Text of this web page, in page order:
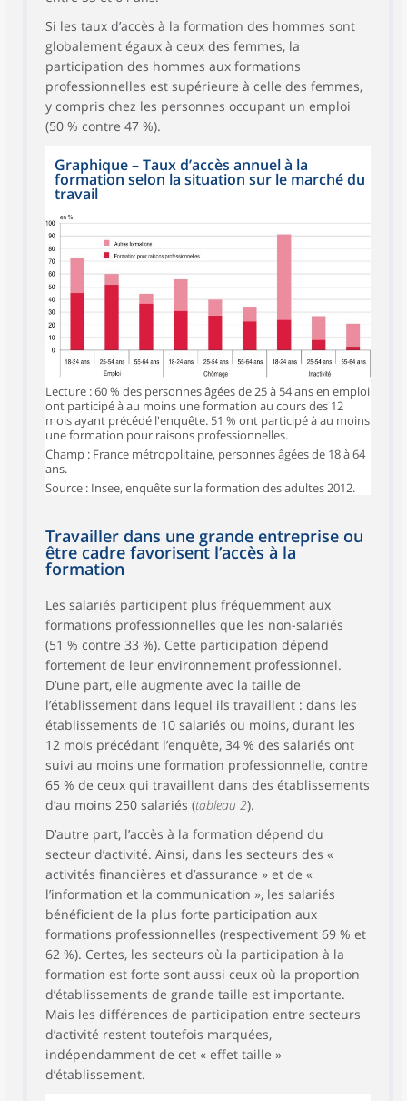
Si les taux d’accès à la formation des hommes sont
globalement égaux à ceux des femmes, la
participation des hommes aux formations
professionnelles est supérieure à celle des femmes,
y compris chez les personnes occupant un emploi
(50 % contre 47 %).
Graphique–Taux d’accès annuel à la
formation selon la situation sur le marché du
travail
Lecture : 60 % des personnes âgées de 25 à 54 ans en emploi
ont participé à au moins une formation au cours des 12
mois ayant précédé l'enquête. 51 % ont participé à au moins
une formation pour raisons professionnelles.
Champ : France métropolitaine, personnes âgées de 18 à 64
ans.
Source : Insee, enquête sur la formation des adultes 2012.
Travailler dans une grande entreprise ou
être cadre favorisent l’accès à la
formation
Les salariés participent plus fréquemment aux
formations professionnelles que les non-salariés
(51 % contre 33 %). Cette participation dépend
fortement de leur environnement professionnel.
D’une part, elle augmente avec la taille de
l’établissement dans lequel ils travaillent : dans les
établissements de 10 salariés ou moins, durant les
12 mois précédant l’enquête, 34 % des salariés ont
suivi au moins une formation professionnelle, contre
65 % de ceux qui travaillent dans des établissements
d’au moins 250 salariés (tableau 2).
D’autre part, l’accès à la formation dépend du
secteur d’activité. Ainsi, dans les secteurs des «
activités financières et d’assurance » et de «
l’information et la communication », les salariés
bénéficient de la plus forte participation aux
formations professionnelles (respectivement 69 % et
62 %). Certes, les secteurs où la participation à la
formation est forte sont aussi ceux où la proportion
d’établissements de grande taille est importante.
Mais les différences de participation entre secteurs
d’activité restent toutefois marquées,
indépendamment de cet « effet taille »
d’établissement.